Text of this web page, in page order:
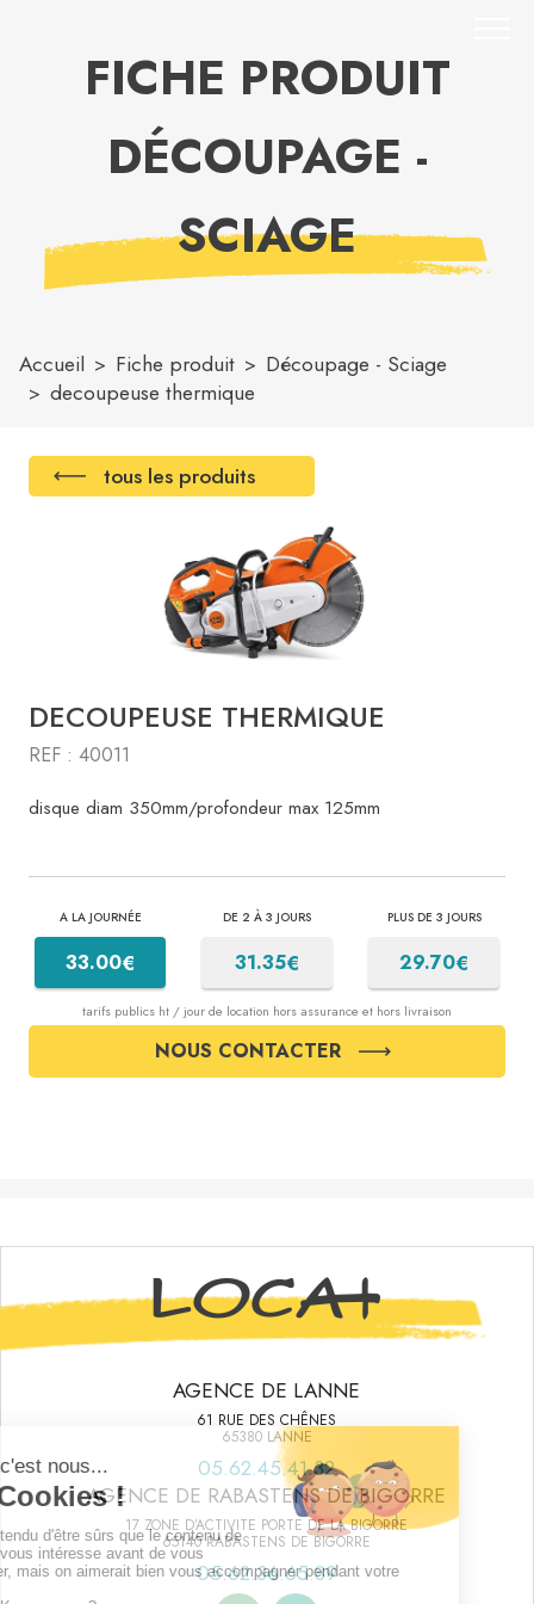
FICHE PRODUIT
DÉCOUPAGE -
SCIAGE
Accueil Fiche produit
Découpage - Sciage
decoupeuse thermique
tous les produits
DECOUPEUSE THERMIQUE
REF : 40011
disque diam 350mm/profondeur max 125mm
A LA JOURNÉE
33.00€
DE 2 À 3 JOURS
31.35€
PLUS DE 3 JOURS
29.70€
tarifs publics ht / jour de location hors assurance et hors livraison
NOUS CONTACTER
AGENCE DE LANNE
61 RUE DES CHÊNES
65380 LANNE
05.62.45.41.32
AGENCE DE RABASTENS DE BIGORRE
17 ZONE D’ACTIVITE PORTE DE LA BIGORRE
65140 RABASTENS DE BIGORRE
05.62.36.65.89